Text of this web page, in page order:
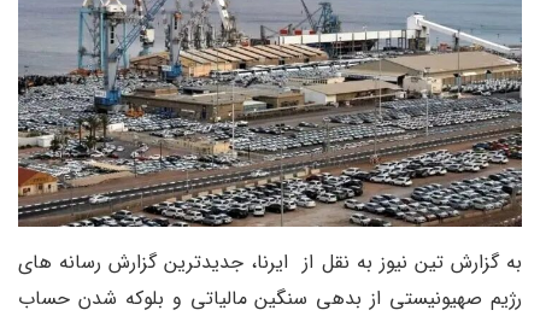
به گزارش تین نیوز به نقل از ایرنا، جدیدترین گزارش رسانه های
رژیم صهیونیستی از بدهی سنگین مالیاتی و بلوکه شدن حساب